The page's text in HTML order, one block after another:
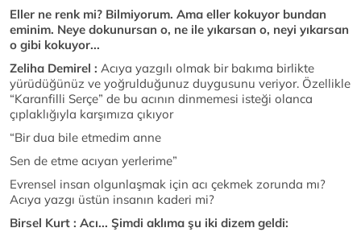
Eller ne renk mi? Bilmiyorum. Ama eller kokuyor bundan
eminim. Neye dokunursan o, ne ile yıkarsan o, neyi yıkarsan
o gibi kokuyor...
Zeliha Demirel : Acıya yazgılı olmak bir bakıma birlikte
yürüdüğünüz ve yoğrulduğunuz duygusunu veriyor. Özellikle
“Karanfilli Serçe” de bu acının dinmemesi isteği olanca
çıplaklığıyla karşımıza çıkıyor
“Bir dua bile etmedim anne
Sen de etme acıyan yerlerime”
Evrensel insan olgunlaşmak için acı çekmek zorunda mı?
Acıya yazgı üstün insanın kaderi mi?
Birsel Kurt : Acı... Şimdi aklıma şu iki dizem geldi: